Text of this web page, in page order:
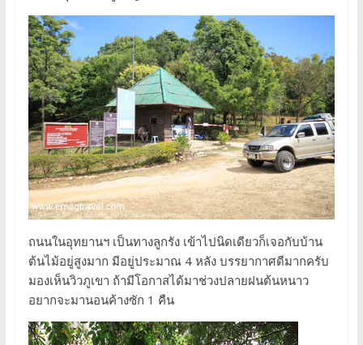
ถนนในอุทยานฯ เป็นทางลูกรัง เข้าไปนิดเดียวก็เจอกับบ้าน
ต้นไม้อยู่สูงมาก มีอยู่ประมาณ 4 หลัง บรรยากาศดีมากครับ
มองเห็นวิวภูเขา ถ้ามีโอกาสได้มาช่วงปลายฝนต้นหนาว
อยากจะมานอนค้างซัก 1 คืน